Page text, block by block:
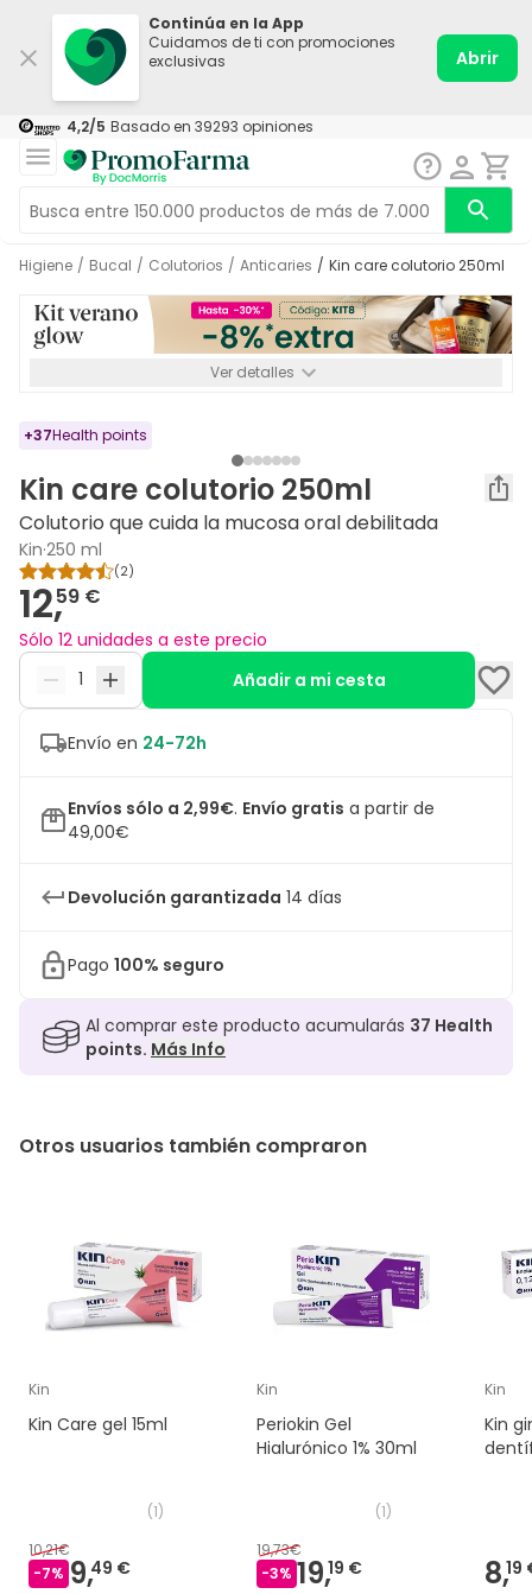
Continúa en la App
Cuidamos de ti con promociones
exclusivas
Abrir
4,2/5 Basado en 39293 opiniones
Higiene / Bucal / Colutorios / Anticaries / Kin care colutorio 250ml
Ver detalles
+37Health points
Kin care colutorio 250ml
Colutorio que cuida la mucosa oral debilitada
Kin·250 ml
(2)
12,59 €
Sólo 12 unidades a este precio
Añadir a mi cesta
Envío en 24-72h
Envíos sólo a 2,99€. Envío gratis a partir de
49,00€
Devolución garantizada 14 días
Pago 100% seguro
Al comprar este producto acumularás 37 Health
points. Más Info
Otros usuarios también compraron
Kin
Kin Care gel 15ml
(1)
10,21€
-7% 9,49 €
Kin
Periokin Gel
Hialurónico 1% 30ml
(1)
19,73€
-3% 19,19 €
Kin
Kin
8,19